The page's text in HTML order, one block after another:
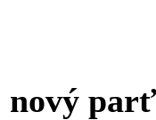
nový